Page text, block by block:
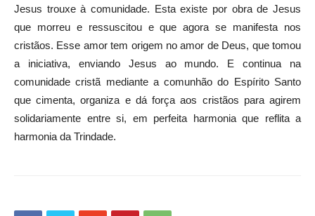
Jesus trouxe à comunidade. Esta existe por obra de Jesus
que morreu e ressuscitou e que agora se manifesta nos
cristãos. Esse amor tem origem no amor de Deus, que tomou
a iniciativa, enviando Jesus ao mundo. E continua na
comunidade cristã mediante a comunhão do Espírito Santo
que cimenta, organiza e dá força aos cristãos para agirem
solidariamente entre si, em perfeita harmonia que reflita a
harmonia da Trindade.